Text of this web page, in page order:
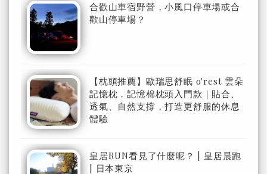
合歡山車宿野營，小風口停車場或合
歡山停車場？
【枕頭推薦】歐瑞思舒眠 o'rest 雲朵
記憶枕，記憶棉枕頭入門款｜貼合、
透氣、自然支撐，打造更舒服的休息
體驗
皇居RUN看見了什麼呢？ | 皇居晨跑
| 日本東京